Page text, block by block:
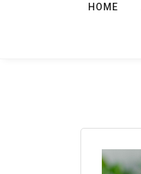
HOME